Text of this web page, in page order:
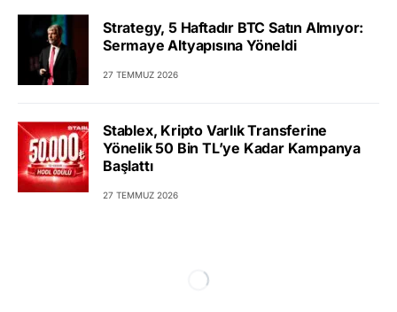
Strategy, 5 Haftadır BTC Satın Almıyor:
Sermaye Altyapısına Yöneldi
27 TEMMUZ 2026
Stablex, Kripto Varlık Transferine
Yönelik 50 Bin TL’ye Kadar Kampanya
Başlattı
27 TEMMUZ 2026